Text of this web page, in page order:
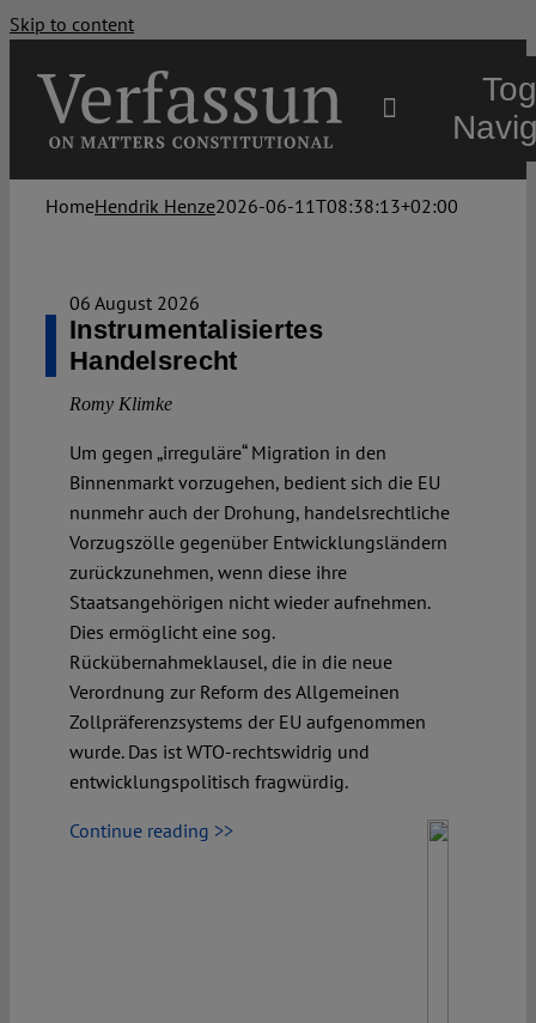
Skip to content
Main
Authors
Spotlight
HomeHendrik Henze2026-06-11T08:38:13+02:00
06 August 2026
Instrumentalisiertes
Handelsrecht
Romy Klimke
Um gegen „irreguläre“ Migration in den
Binnenmarkt vorzugehen, bedient sich die EU
nunmehr auch der Drohung, handelsrechtliche
Vorzugszölle gegenüber Entwicklungsländern
zurückzunehmen, wenn diese ihre
Staatsangehörigen nicht wieder aufnehmen.
Dies ermöglicht eine sog.
Rückübernahmeklausel, die in die neue
Verordnung zur Reform des Allgemeinen
Zollpräferenzsystems der EU aufgenommen
wurde. Das ist WTO-rechtswidrig und
entwicklungspolitisch fragwürdig.
Continue reading >>